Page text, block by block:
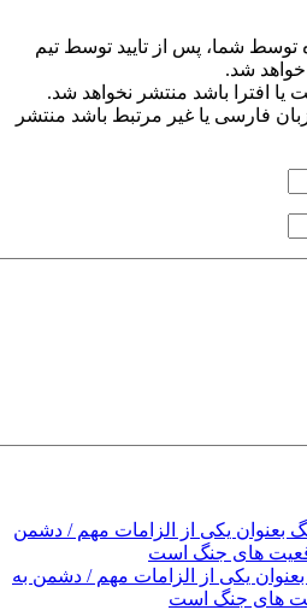
توسط شما، پس از تایید توسط تیم
شد.
یا افترا باشد منتشر نخواهد شد.
فارسی یا غیر مرتبط باشد منتشر
یکی از الزامات مهم / دشمن به
های جنگ است